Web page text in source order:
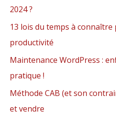
2024 ?
13 lois du temps à
productivité
Maintenance WordPress :
pratique !
Méthode CAB (et son
et vendre